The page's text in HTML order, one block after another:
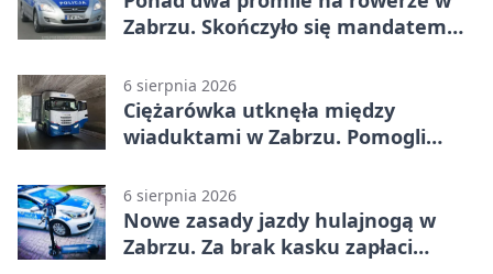
Zabrzu. Skończyło się mandatem
6 sierpnia 2026
Ciężarówka utknęła między
wiaduktami w Zabrzu. Pomogli
6 sierpnia 2026
Nowe zasady jazdy hulajnogą w
Zabrzu. Za brak kasku zapłaci